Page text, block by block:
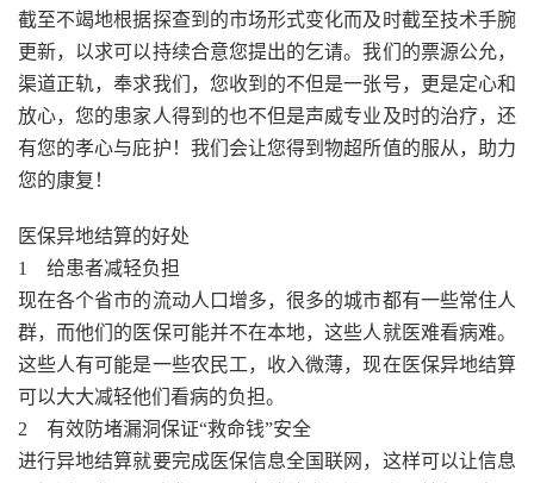
截至不竭地根据探查到的市场形式变化而及时截至技术手腕
更新，以求可以持续合意您提出的乞请。我们的票源公允，
渠道正轨，奉求我们，您收到的不但是一张号，更是定心和
放心，您的患家人得到的也不但是声威专业及时的治疗，还
有您的孝心与庇护！我们会让您得到物超所值的服从，助力
您的康复！
医保异地结算的好处
1 给患者减轻负担
现在各个省市的流动人口增多，很多的城市都有一些常住人
群，而他们的医保可能并不在本地，这些人就医难看病难。
这些人有可能是一些农民工，收入微薄，现在医保异地结算
可以大大减轻他们看病的负担。
2 有效防堵漏洞保证“救命钱”安全
进行异地结算就要完成医保信息全国联网，这样可以让信息